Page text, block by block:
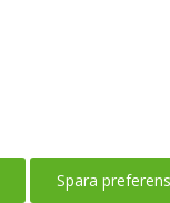
Spara